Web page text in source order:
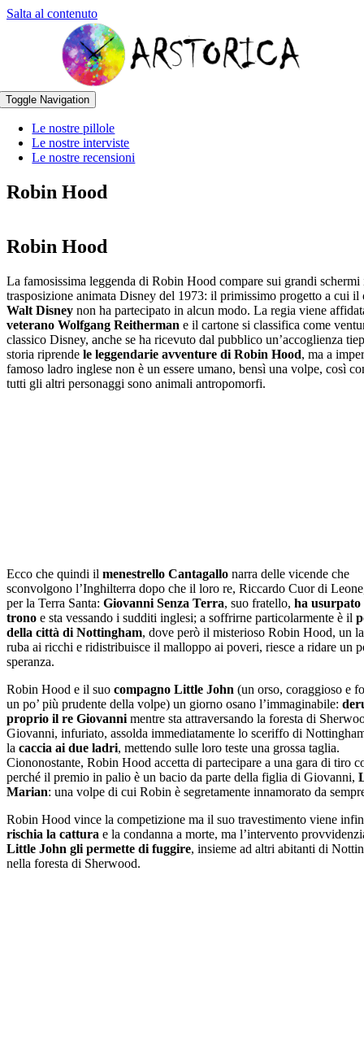
Salta al contenuto
Toggle Navigation
Le nostre pillole
Le nostre interviste
Le nostre recensioni
Robin Hood
Robin Hood
La famosissima leggenda di Robin Hood compare sui grandi schermi
trasposizione animata Disney del 1973: il primissimo progetto a cui il
Walt Disney non ha partecipato in alcun modo. La regia viene
veterano Wolfgang Reitherman e il cartone si classifica come
classico Disney, anche se ha ricevuto dal pubblico un’accoglienza
storia riprende le leggendarie avventure di Robin Hood, ma a
famoso ladro inglese non è un essere umano, bensì una volpe, così
tutti gli altri personaggi sono animali antropomorfi.
Ecco che quindi il menestrello Cantagallo narra delle vicende che
sconvolgono l’Inghilterra dopo che il loro re, Riccardo Cuor di
per la Terra Santa: Giovanni Senza Terra, suo fratello, ha usurpato
trono e sta vessando i sudditi inglesi; a soffrirne particolarmente è il
della città di Nottingham, dove però il misterioso Robin Hood, un
ruba ai ricchi e ridistribuisce il malloppo ai poveri, riesce a ridare un
speranza.
Robin Hood e il suo compagno Little John (un orso, coraggioso e
un po’ più prudente della volpe) un giorno osano l’immaginabile:
proprio il re Giovanni mentre sta attraversando la foresta di
Giovanni, infuriato, assolda immediatamente lo sceriffo di
la caccia ai due ladri, mettendo sulle loro teste una grossa taglia.
Ciononostante, Robin Hood accetta di partecipare a una gara di tiro
perché il premio in palio è un bacio da parte della figlia di Giovanni,
Marian: una volpe di cui Robin è segretamente innamorato da
Robin Hood vince la competizione ma il suo travestimento viene
rischia la cattura e la condanna a morte, ma l’intervento
Little John gli permette di fuggire, insieme ad altri abitanti di
nella foresta di Sherwood.